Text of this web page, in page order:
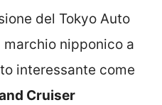
del Tokyo Auto
nipponico a
interessante come
Cruiser